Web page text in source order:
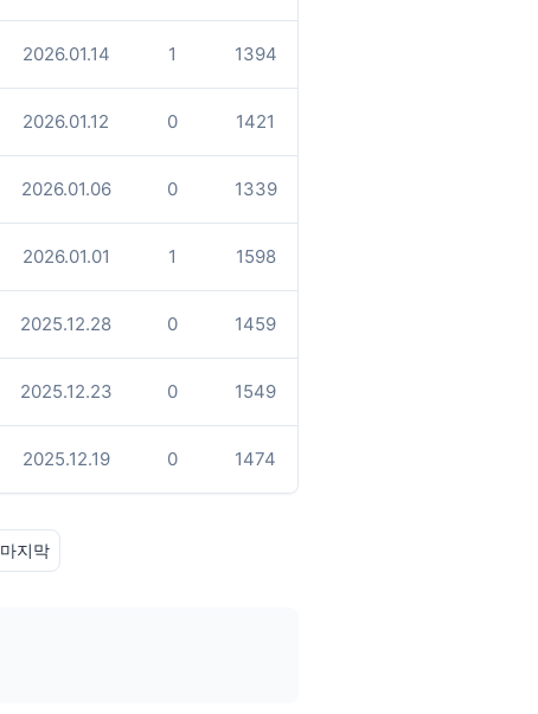
2026.01.14 1 1394
2026.01.12 0 1421
2026.01.06 0 1339
2026.01.01 1 1598
2025.12.28 0 1459
2025.12.23 0 1549
2025.12.19 0 1474
마지막